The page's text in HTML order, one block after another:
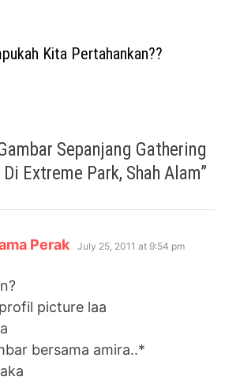
Kita Pertahankan??
Sepanjang Gathering
Extreme Park, Shah Alam”
Perak says:
July 25, 2011 at 9:54 pm
picture laa
bersama amira..*